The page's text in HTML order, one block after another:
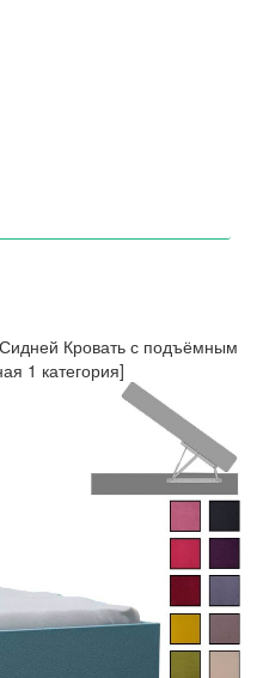
Сидней Кровать с подъёмным
1 категория]